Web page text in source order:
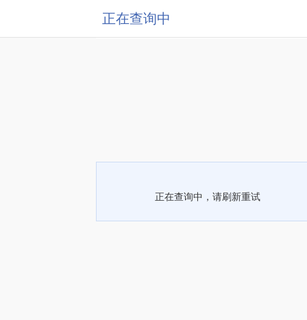
正在查询中
正在查询中，请刷新重试